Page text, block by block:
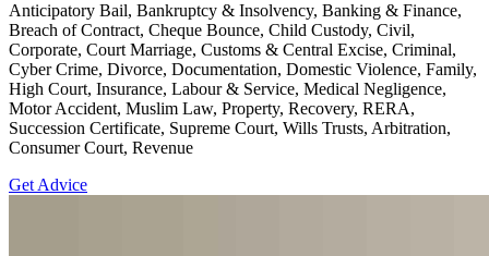
Anticipatory Bail, Bankruptcy & Insolvency, Banking & Finance,
Breach of Contract, Cheque Bounce, Child Custody, Civil,
Corporate, Court Marriage, Customs & Central Excise, Criminal,
Cyber Crime, Divorce, Documentation, Domestic Violence, Family,
High Court, Insurance, Labour & Service, Medical Negligence,
Motor Accident, Muslim Law, Property, Recovery, RERA,
Succession Certificate, Supreme Court, Wills Trusts, Arbitration,
Consumer Court, Revenue
Get Advice